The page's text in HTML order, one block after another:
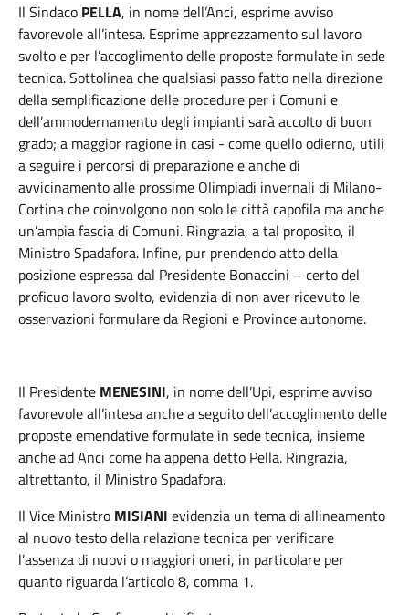
Il Sindaco PELLA, in nome dell’Anci, esprime avviso
favorevole all’intesa. Esprime apprezzamento sul lavoro
svolto e per l’accoglimento delle proposte formulate in sede
tecnica. Sottolinea che qualsiasi passo fatto nella direzione
della semplificazione delle procedure per i Comuni e
dell’ammodernamento degli impianti sarà accolto di buon
grado; a maggior ragione in casi - come quello odierno, utili
a seguire i percorsi di preparazione e anche di
avvicinamento alle prossime Olimpiadi invernali di Milano-
Cortina che coinvolgono non solo le città capofila ma anche
un’ampia fascia di Comuni. Ringrazia, a tal proposito, il
Ministro Spadafora. Infine, pur prendendo atto della
posizione espressa dal Presidente Bonaccini – certo del
proficuo lavoro svolto, evidenzia di non aver ricevuto le
osservazioni formulare da Regioni e Province autonome.
Il Presidente MENESINI, in nome dell’Upi, esprime avviso
favorevole all’intesa anche a seguito dell’accoglimento delle
proposte emendative formulate in sede tecnica, insieme
anche ad Anci come ha appena detto Pella. Ringrazia,
altrettanto, il Ministro Spadafora.
Il Vice Ministro MISIANI evidenzia un tema di allineamento
al nuovo testo della relazione tecnica per verificare
l’assenza di nuovi o maggiori oneri, in particolare per
quanto riguarda l’articolo 8, comma 1.